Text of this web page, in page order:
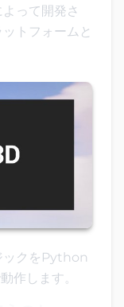
って開発さ
トフォームと
ックをPython
作します。